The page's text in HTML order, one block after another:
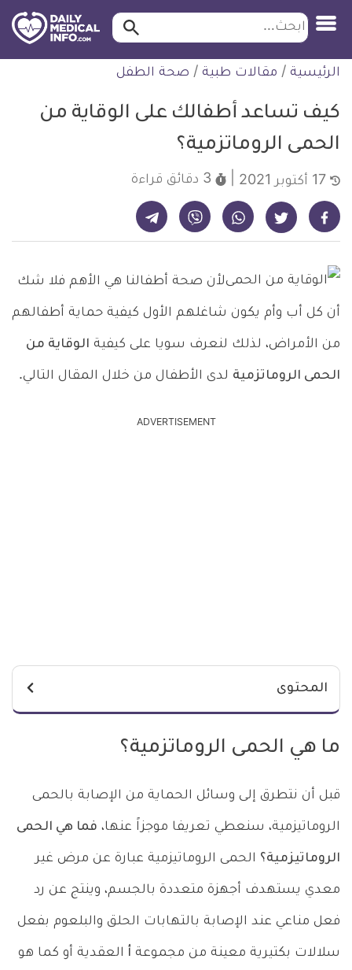
التخطي
للمحتوى
ابحث ابحث…
الرئيسية / مقالات طبية / صحة الطفل
كيف تساعد أطفالك على الوقاية من
الحمى الروماتزمية؟
3 دقائق قراءة
شارك على فيسبوك - ديلي ميديكال انفو شارك على تويتر - ديلي ميديكال انفو شارك على واتساب - ديلي ميديكال انفو شارك على فايبر - ديلي ميديكال انفو شارك على تيليجرام - ديلي ميديكال انفو
لأن صحة أطفالنا هي الأهم فلا شك
أن كل أب وأم يكون شاغلهم الأول كيفية حماية أطفالهم
من الأمراض، لذلك لنعرف سويا على كيفية الوقاية من
الحمى الروماتزمية لدى الأطفال من خلال المقال التالي.
ADVERTISEMENT
المحتوى
ما هي الحمى الروماتزمية؟
قبل أن نتطرق إلى وسائل الحماية من الإصابة بالحمى
الروماتيزمية، سنعطي تعريفا موجزاً عنها، فما هي الحمى
الروماتيزمية؟ الحمى الروماتيزمية عبارة عن مرض غير
معدي يستهدف أجهزة متعددة بالجسم، وينتج عن رد
فعل مناعي عند الإصابة بالتهابات الحلق والبلعوم بفعل
سلالات بكتيرية معينة من مجموعة أ العقدية أو كما هو